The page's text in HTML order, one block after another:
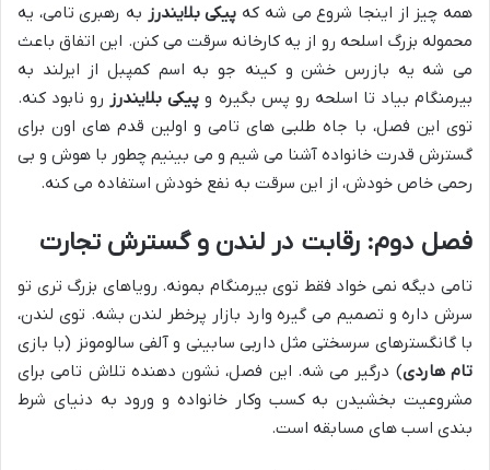
همه چیز از اینجا شروع می شه که پیکی بلایندرز به رهبری تامی، یه
محموله بزرگ اسلحه رو از یه کارخانه سرقت می کنن. این اتفاق باعث
می شه یه بازرس خشن و کینه جو به اسم کمپبل از ایرلند به
بیرمنگام بیاد تا اسلحه رو پس بگیره و پیکی بلایندرز رو نابود کنه.
توی این فصل، با جاه طلبی های تامی و اولین قدم های اون برای
گسترش قدرت خانواده آشنا می شیم و می بینیم چطور با هوش و بی
رحمی خاص خودش، از این سرقت به نفع خودش استفاده می کنه.
فصل دوم: رقابت در لندن و گسترش تجارت
تامی دیگه نمی خواد فقط توی بیرمنگام بمونه. رویاهای بزرگ تری تو
سرش داره و تصمیم می گیره وارد بازار پرخطر لندن بشه. توی لندن،
با گانگسترهای سرسختی مثل داربی سابینی و آلفی سالومونز (با بازی
تام هاردی) درگیر می شه. این فصل، نشون دهنده تلاش تامی برای
مشروعیت بخشیدن به کسب وکار خانواده و ورود به دنیای شرط
بندی اسب های مسابقه است.